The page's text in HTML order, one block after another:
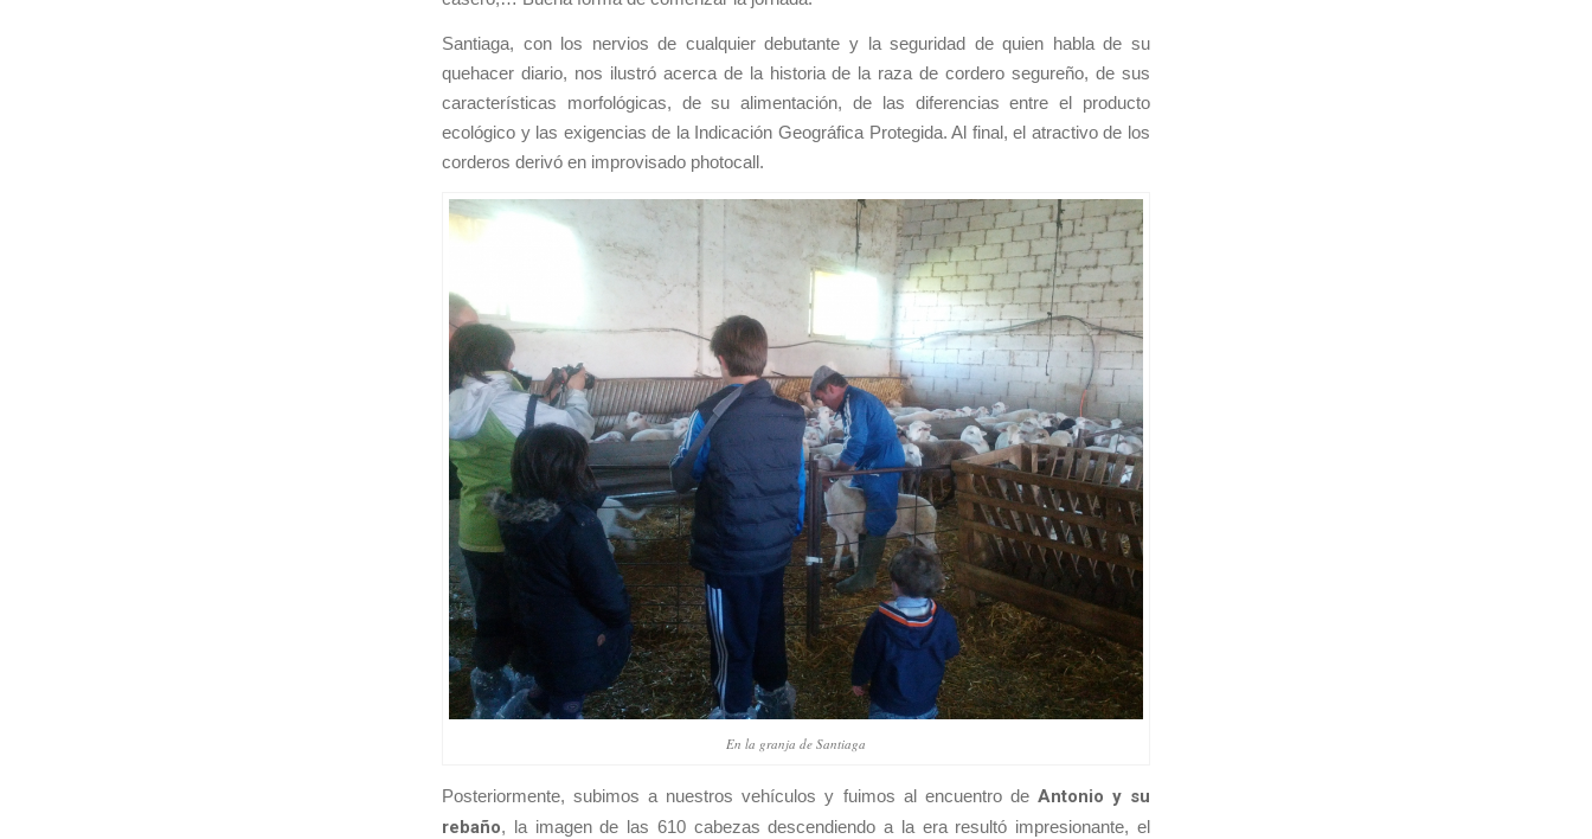
Santiaga, con los nervios de cualquier debutante y la seguridad de quien habla de su
quehacer diario, nos ilustró acerca de la historia de la raza de cordero segureño, de sus
características morfológicas, de su alimentación, de las diferencias entre el producto
ecológico y las exigencias de la Indicación Geográfica Protegida. Al final, el atractivo de los
corderos derivó en improvisado photocall.
En la granja de Santiaga
Posteriormente, subimos a nuestros vehículos y fuimos al encuentro de Antonio y su
rebaño, la imagen de las 610 cabezas descendiendo a la era resultó impresionante, el